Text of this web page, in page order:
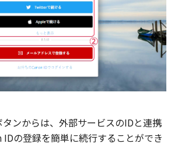
ンからは、外部サービスのIDと連携
IDの登録を簡単に続行することができ